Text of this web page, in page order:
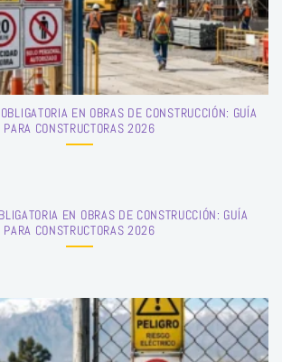
EN OBRAS DE CONSTRUCCIÓN: GUÍA
PARA CONSTRUCTORAS 2026
EN OBRAS DE CONSTRUCCIÓN: GUÍA
PARA CONSTRUCTORAS 2026